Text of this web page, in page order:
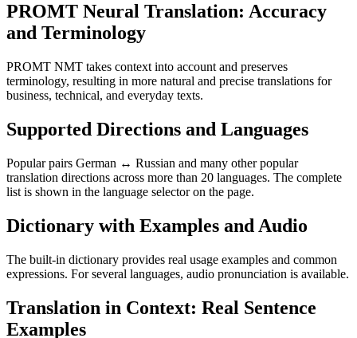
PROMT Neural Translation: Accuracy
and Terminology
PROMT NMT takes context into account and preserves
terminology, resulting in more natural and precise translations for
business, technical, and everyday texts.
Supported Directions and Languages
Popular pairs German ↔ Russian and many other popular
translation directions across more than 20 languages. The complete
list is shown in the language selector on the page.
Dictionary with Examples and Audio
The built-in dictionary provides real usage examples and common
expressions. For several languages, audio pronunciation is available.
Translation in Context: Real Sentence
Examples